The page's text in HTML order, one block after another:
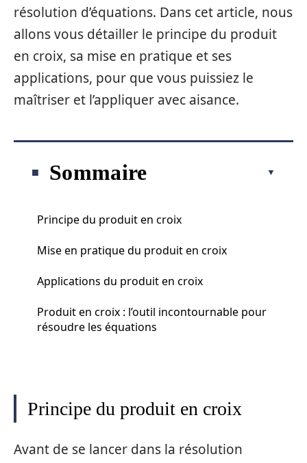
résolution d’équations. Dans cet article, nous
allons vous détailler le principe du produit
en croix, sa mise en pratique et ses
applications, pour que vous puissiez le
maîtriser et l’appliquer avec aisance.
Sommaire
Principe du produit en croix
Mise en pratique du produit en croix
Applications du produit en croix
Produit en croix : l’outil incontournable pour
résoudre les équations
Principe du produit en croix
Avant de se lancer dans la résolution